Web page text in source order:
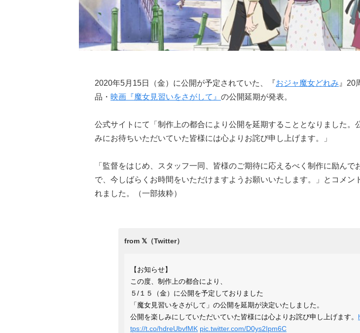
2020年5月15日（金）に公開が予定されていた、『おジャ魔女どれみ 』20
品・ 映画『魔女見習いをさがして』 の公開延期が発表。
公式サイトにて「制作上の都合により公開を延期することとなりました。
みにお待ちいただいていた皆様には心よりお詫び申し上げます。」
「監督をはじめ、スタッフ一同、皆様のご期待に応えるべく制作に励んで
で、今しばらくお時間をいただけますようお願いいたします。」とコメン
れました。（一部抜粋）
【お知らせ】
この度、制作上の都合により、
５/１５（金）に公開を予定しておりました
「魔女見習いをさがして」の公開を延期が決定いたしました。
公開を楽しみにしていただいていた皆様には心よりお詫び申し上げます。
tps://t.co/hdreUbvfMK pic.twitter.com/D0ys2Ipm6C